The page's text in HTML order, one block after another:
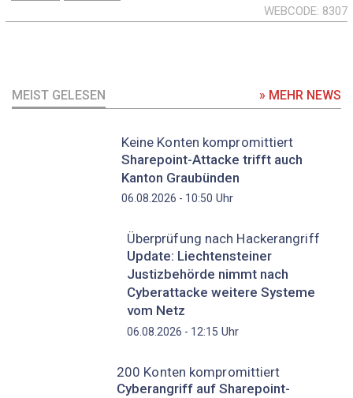
WEBCODE 8307
MEIST GELESEN » MEHR NEWS
Keine Konten kompromittiert
Sharepoint-Attacke trifft auch
Kanton Graubünden
06.08.2026 - 10:50 Uhr
Überprüfung nach Hackerangriff
Update: Liechtensteiner
Justizbehörde nimmt nach
Cyberattacke weitere Systeme
vom Netz
06.08.2026 - 12:15 Uhr
200 Konten kompromittiert
Cyberangriff auf Sharepoint-